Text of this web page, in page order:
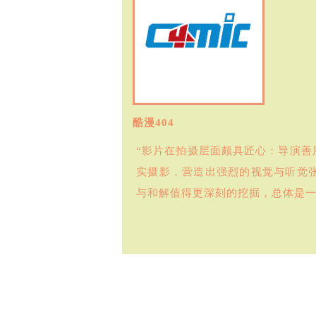
酷漫404
“影片在拍摄层面颇具匠心：导演
实摄影，营造出强烈的视觉与听觉
与和解值得更深刻的挖掘，总体是